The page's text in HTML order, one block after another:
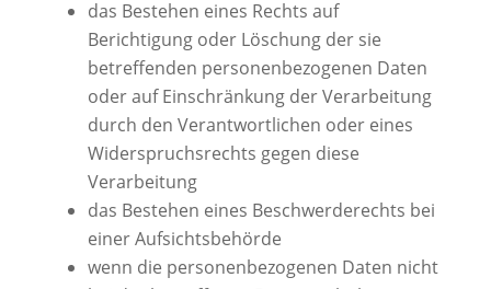
das Bestehen eines Rechts auf
Berichtigung oder Löschung der sie
betreffenden personenbezogenen Daten
oder auf Einschränkung der Verarbeitung
durch den Verantwortlichen oder eines
Widerspruchsrechts gegen diese
Verarbeitung
das Bestehen eines Beschwerderechts bei
einer Aufsichtsbehörde
wenn die personenbezogenen Daten nicht